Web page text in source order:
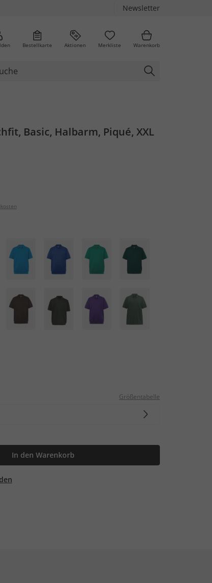
Newsletter
Bestellkarte Aktionen Merkliste Warenkorb
Basic, Halbarm, Piqué, XXL
Größentabelle
In den Warenkorb